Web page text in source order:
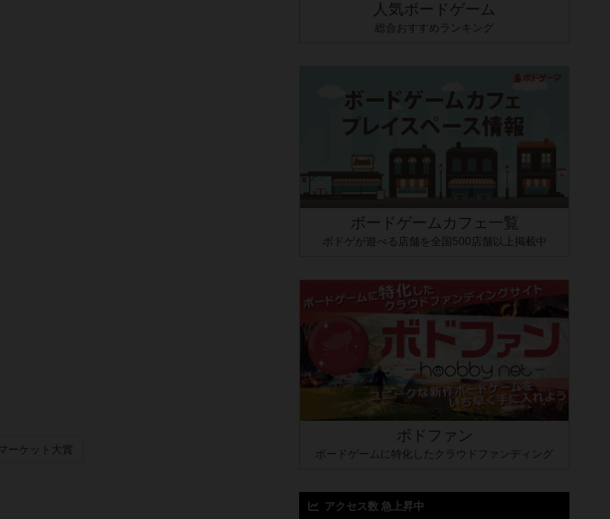
ーケット大賞
人気ボードゲーム
総合おすすめランキング
ボードゲームカフェ一覧
ボドゲが遊べる店舗を全国500店舗以上掲載中
ボドファン
ボードゲームに特化したクラウドファンディング
アクセス数 急上昇中